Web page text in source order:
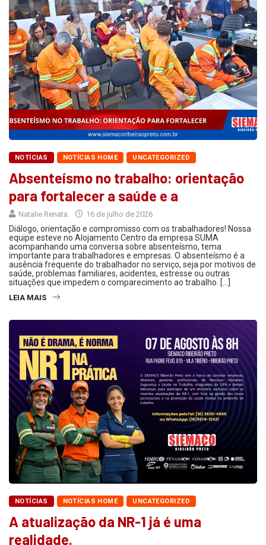
NOTÍCIAS NOTÍCIAS HOME UNCATEGORIZED
Absenteísmo no trabalho: orientação
para fortalecer a saúde e a
Natalie Renata 16 de julho de 2026
Diálogo, orientação e compromisso com os trabalhadores! Nossa
equipe esteve no Alojamento Centro da empresa SUMA
acompanhando uma conversa sobre absenteísmo, tema
importante para trabalhadores e empresas. O absenteísmo é a
ausência frequente do trabalhador no serviço, seja por motivos de
saúde, problemas familiares, acidentes, estresse ou outras
situações que impedem o comparecimento ao trabalho. […]
LEIA MAIS
NOTÍCIAS NOTÍCIAS HOME UNCATEGORIZED
A atualização da NR-1 já é uma
realidade.